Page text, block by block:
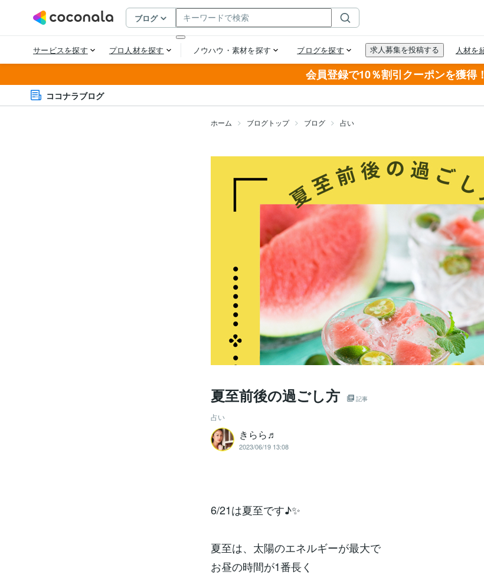
会員登録で10％割引クーポンを獲得！
ココナラブログ
ホーム ブログトップ ブログ 占い
夏至前後の過ごし方 記事
占い
きらら♬
2023/06/19 13:08
6/21は夏至です♪✨
夏至は、太陽のエネルギーが最大で
お昼の時間が1番長く